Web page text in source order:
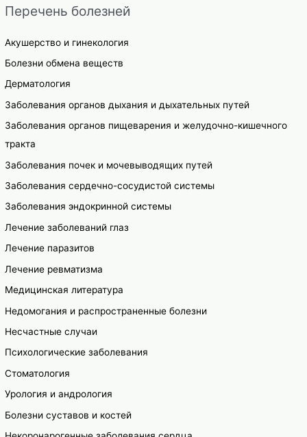
Перечень болезней
Акушерство и гинекология
Болезни обмена веществ
Дерматология
Заболевания органов дыхания и дыхательных путей
Заболевания органов пищеварения и желудочно-кишечного
тракта
Заболевания почек и мочевыводящих путей
Заболевания сердечно-сосудистой системы
Заболевания эндокринной системы
Лечение заболеваний глаз
Лечение паразитов
Лечение ревматизма
Медицинская литература
Недомогания и распространенные болезни
Несчастные случаи
Психологические заболевания
Стоматология
Урология и андрология
Болезни суставов и костей